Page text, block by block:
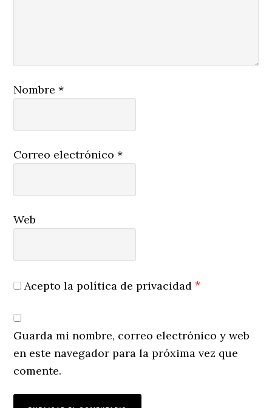
Nombre*
Correo electrónico*
Web
Acepto la política de privacidad *
Guarda mi nombre, correo electrónico y web
en este navegador para la próxima vez que
comente.